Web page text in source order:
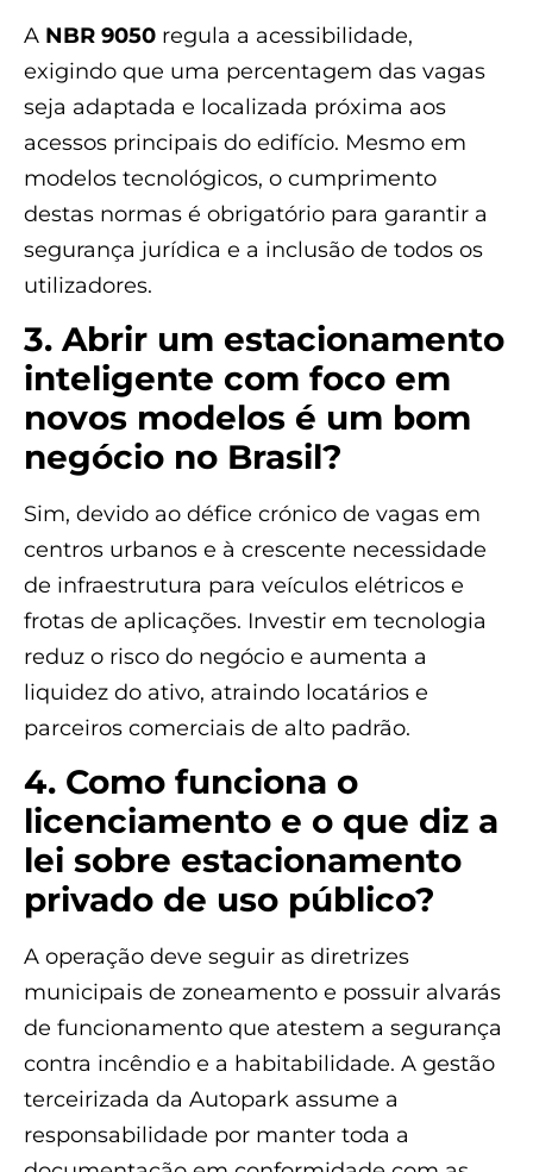
A NBR 9050 regula a acessibilidade,
exigindo que uma percentagem das vagas
seja adaptada e localizada próxima aos
acessos principais do edifício. Mesmo em
modelos tecnológicos, o cumprimento
destas normas é obrigatório para garantir a
segurança jurídica e a inclusão de todos os
utilizadores.
3. Abrir um estacionamento
inteligente com foco em
novos modelos é um bom
negócio no Brasil?
Sim, devido ao défice crónico de vagas em
centros urbanos e à crescente necessidade
de infraestrutura para veículos elétricos e
frotas de aplicações. Investir em tecnologia
reduz o risco do negócio e aumenta a
liquidez do ativo, atraindo locatários e
parceiros comerciais de alto padrão.
4. Como funciona o
licenciamento e o que diz a
lei sobre estacionamento
privado de uso público?
A operação deve seguir as diretrizes
municipais de zoneamento e possuir alvarás
de funcionamento que atestem a segurança
contra incêndio e a habitabilidade. A gestão
terceirizada da Autopark assume a
responsabilidade por manter toda a